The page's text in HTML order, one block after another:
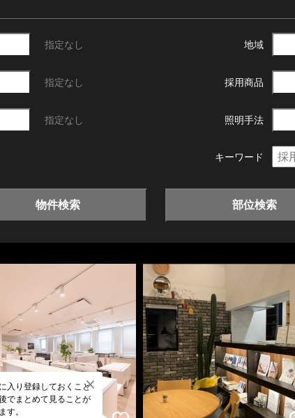
指定なし 地域
指定なし 採用商品
指定なし 照明手法
キーワード
物件検索 部位検索
入り登録しておくこと
でまとめて見ることが
す。